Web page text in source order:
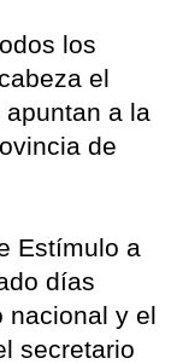
los
el
apuntan a la
de
Estímulo a
días
nacional y el
secretario